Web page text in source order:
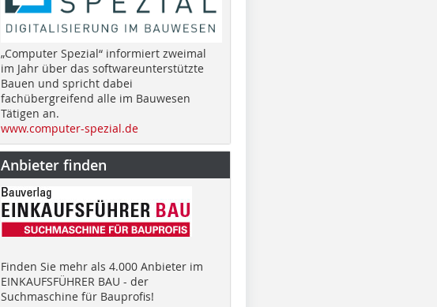
„Computer Spezial“ informiert zweimal
im Jahr über das softwareunterstützte
Bauen und spricht dabei
fachübergreifend alle im Bauwesen
Tätigen an.
www.computer-spezial.de
Anbieter finden
Finden Sie mehr als 4.000 Anbieter im
EINKAUFSFÜHRER BAU - der
Suchmaschine für Bauprofis!